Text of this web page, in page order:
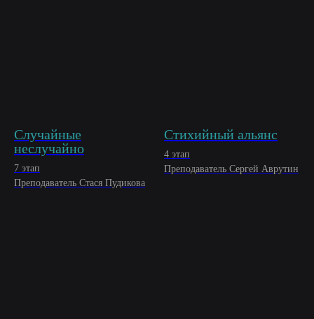
Случайные
неслучайно
7 этап
Преподаватель Стася Пудикова
Стихийный альянс
4 этап
Преподаватель Сергей Аврутин